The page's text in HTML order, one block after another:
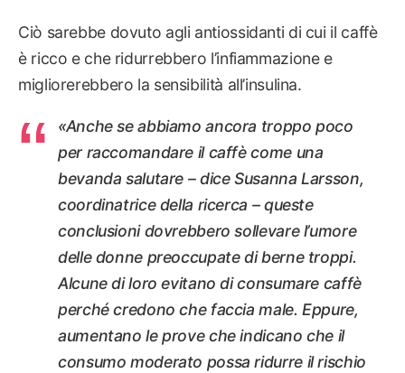
Ciò sarebbe dovuto agli antiossidanti di cui il caffè
è ricco e che ridurrebbero l’infiammazione e
migliorerebbero la sensibilità all’insulina.
«Anche se abbiamo ancora troppo poco
per raccomandare il caffè come una
bevanda salutare – dice Susanna Larsson,
coordinatrice della ricerca – queste
conclusioni dovrebbero sollevare l’umore
delle donne preoccupate di berne troppi.
Alcune di loro evitano di consumare caffè
perché credono che faccia male. Eppure,
aumentano le prove che indicano che il
consumo moderato possa ridurre il rischio